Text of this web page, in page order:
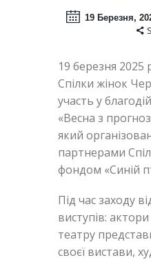
19 Березня,
19 березня 2025
Спілки жінок
участь у
«Весна з
який
партнерами
фондом «Синій
Під час заходу
виступів:
театру
своєї вистави,